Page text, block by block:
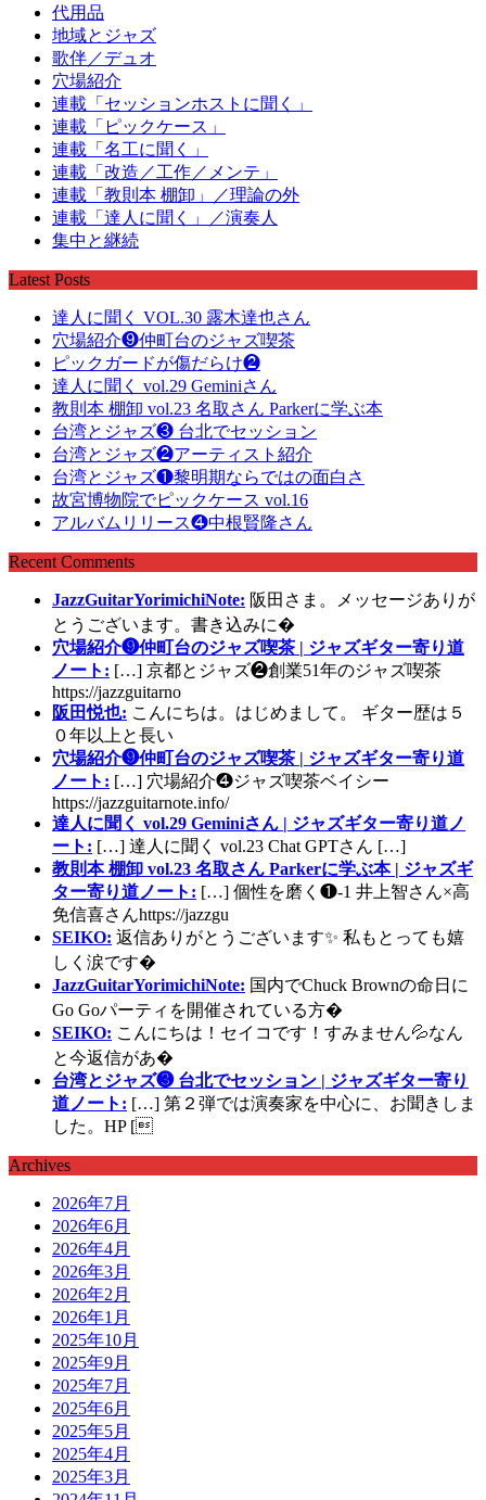
代用品
地域とジャズ
歌伴／デュオ
穴場紹介
連載「セッションホストに聞く」
連載「ピックケース」
連載「名工に聞く」
連載「改造／工作／メンテ」
連載「教則本 棚卸」／理論の外
連載「達人に聞く」／演奏人
集中と継続
Latest Posts
達人に聞く VOL.30 露木達也さん
穴場紹介❾仲町台のジャズ喫茶
ピックガードが傷だらけ❷
達人に聞く vol.29 Geminiさん
教則本 棚卸 vol.23 名取さん Parkerに学ぶ本
台湾とジャズ❸ 台北でセッション
台湾とジャズ❷アーティスト紹介
台湾とジャズ❶黎明期ならではの面白さ
故宮博物院でピックケース vol.16
アルバムリリース❹中根賢隆さん
Recent Comments
JazzGuitarYorimichiNote: 阪田さま。メッセージありが
とうございます。書き込みに�
穴場紹介❾仲町台のジャズ喫茶 | ジャズギター寄り道
ノート: […] 京都とジャズ❷創業51年のジャズ喫茶
https://jazzguitarno
阪田悦也: こんにちは。はじめまして。 ギター歴は５
０年以上と長い
穴場紹介❾仲町台のジャズ喫茶 | ジャズギター寄り道
ノート: […] 穴場紹介❹ジャズ喫茶ベイシー
https://jazzguitarnote.info/
達人に聞く vol.29 Geminiさん | ジャズギター寄り道ノ
ート: […] 達人に聞く vol.23 Chat GPTさん […]
教則本 棚卸 vol.23 名取さん Parkerに学ぶ本 | ジャズギ
ター寄り道ノート: […] 個性を磨く❶-1 井上智さん×高
免信喜さんhttps://jazzgu
SEIKO: 返信ありがとうございます✨ 私もとっても嬉
しく涙です�
JazzGuitarYorimichiNote: 国内でChuck Brownの命日に
Go Goパーティを開催されている方�
SEIKO: こんにちは！セイコです！すみません💦なん
と今返信があ�
台湾とジャズ❸ 台北でセッション | ジャズギター寄り
道ノート: […] 第２弾では演奏家を中心に、お聞きしま
した。HP [
Archives
2026年7月
2026年6月
2026年4月
2026年3月
2026年2月
2026年1月
2025年10月
2025年9月
2025年7月
2025年6月
2025年5月
2025年4月
2025年3月